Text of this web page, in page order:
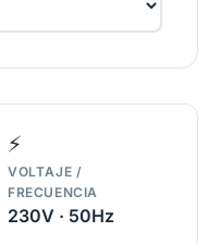
⚡
VOLTAJE /
FRECUENCIA
230V · 50Hz